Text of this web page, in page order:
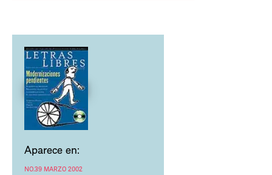
Aparece en:
NO.39 MARZO 2002